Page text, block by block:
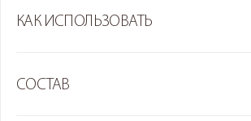
КАК ИСПОЛЬЗОВАТЬ
СОСТАВ